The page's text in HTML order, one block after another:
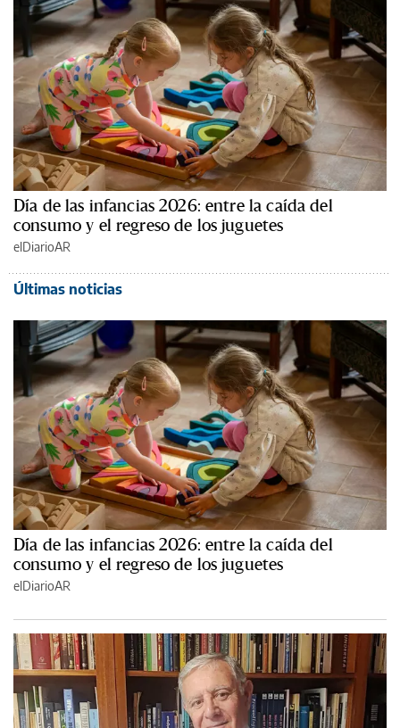
Día de las infancias 2026: entre la caída del
consumo y el regreso de los juguetes
elDiarioAR
Últimas noticias
Día de las infancias 2026: entre la caída del
consumo y el regreso de los juguetes
elDiarioAR